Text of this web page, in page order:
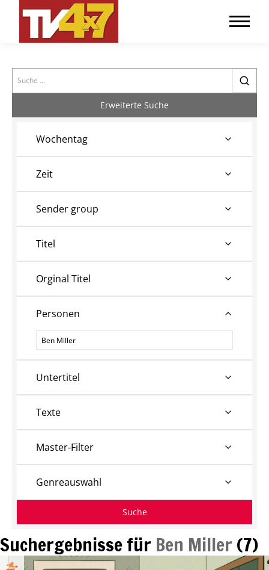
Search
Suchergebnisse für Ben Miller (7)
Erweiterte Suche
Wochentag
Zeit
Sender group
Titel
Orginal Titel
Personen
Personen
Untertitel
Texte
Master-Filter
Genreauswahl
Suche